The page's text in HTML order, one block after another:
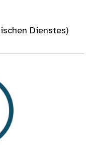
Dienstes)